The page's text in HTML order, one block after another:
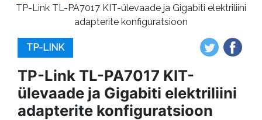
TP-Link TL-PA7017 KIT-ülevaade ja Gigabiti elektriliini
adapterite konfiguratsioon
TP-LINK
TP-Link TL-PA7017 KIT-
ülevaade ja Gigabiti elektriliini
adapterite konfiguratsioon